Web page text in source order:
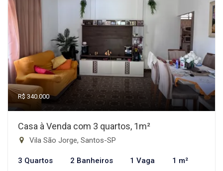
R$ 340.000
Casa à Venda com 3 quartos, 1m²
Vila São Jorge, Santos-SP
3 Quartos 2 Banheiros 1 Vaga 1 m²